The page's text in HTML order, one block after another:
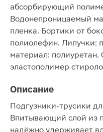
абсорбирующий
Водонепроницаемый
пленка. Бортики от
полиолефин. Липучки:
материал:
эластополимер
Описание
Подгузники-трусики
Впитывающий слой из
надёжно удерживает